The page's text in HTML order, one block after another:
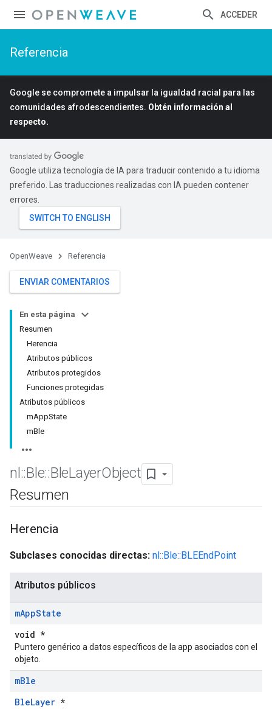
ACCEDER
Referencia
Google se compromete a impulsar la igualdad racial para las
comunidades afrodescendientes. Obtén información al
respecto.
Google utiliza tecnología de IA para traducir contenido a tu idioma
preferido. Las traducciones realizadas con IA pueden contener
errores.
OpenWeave Referencia
ENVIAR COMENTARIOS
En esta página
Resumen
Herencia
Atributos públicos
Atributos protegidos
Funciones protegidas
Atributos públicos
mAppState
mBle
nl ::Ble::BleLayerObject
Resumen
Herencia
Subclases conocidas directas: nl::Ble::BLEEndPoint
Atributos públicos
mAppState
void *
Puntero genérico a datos específicos de la app asociados con el
objeto.
mBle
BleLayer *